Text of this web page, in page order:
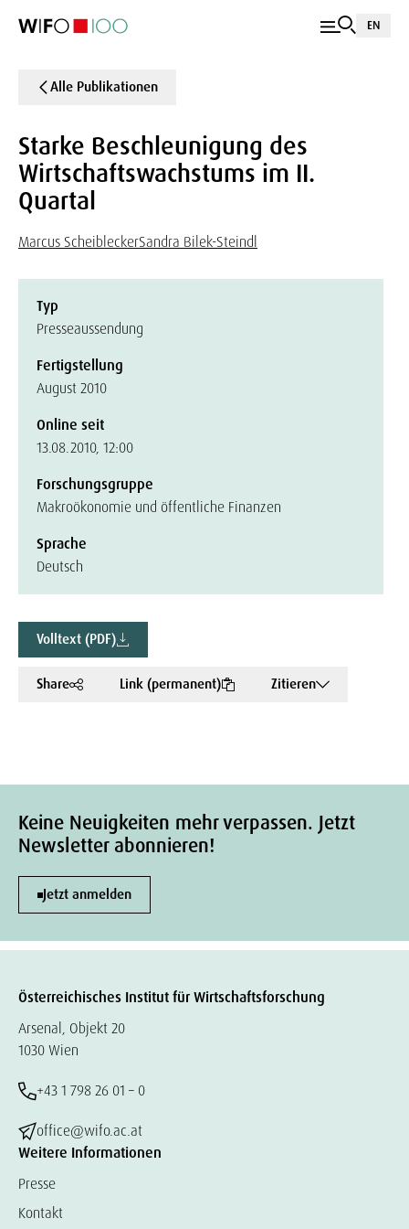
EN
Alle Publikationen
Starke Beschleunigung des
Wirtschaftswachstums im II.
Quartal
Marcus ScheibleckerSandra Bilek-Steindl
Typ
Presseaussendung
Fertigstellung
August 2010
Online seit
13.08.2010, 12:00
Forschungsgruppe
Makroökonomie und öffentliche Finanzen
Sprache
Deutsch
Volltext (PDF)
Share Link (permanent) Zitieren
Keine Neuigkeiten mehr verpassen. Jetzt
Newsletter abonnieren!
Jetzt anmelden
Österreichisches Institut für Wirtschaftsforschung
Arsenal, Objekt 20
1030 Wien
+43 1 798 26 01 – 0
office@wifo.ac.at
Weitere Informationen
Presse
Kontakt